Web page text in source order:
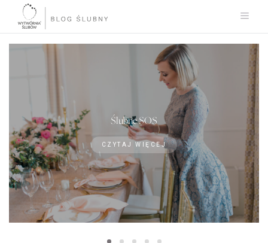
Ślubne SOS
CZYTAJ WIĘCEJ